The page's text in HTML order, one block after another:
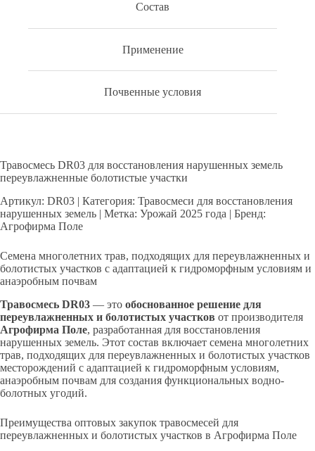
Состав
Применение
Почвенные условия
Травосмесь DR03 для восстановления нарушенных земель
переувлажненные болотистые участки
Артикул: DR03 | Категория: Травосмеси для восстановления
нарушенных земель | Метка: Урожай 2025 года | Бренд:
Агрофирма Поле
Семена многолетних трав, подходящих для переувлажненных и
болотистых участков с адаптацией к гидроморфным условиям и
анаэробным почвам
Травосмесь DR03 — это обоснованное решение для
переувлажненных и болотистых участков от производителя
Агрофирма Поле, разработанная для восстановления
нарушенных земель. Этот состав включает семена многолетних
трав, подходящих для переувлажненных и болотистых участков
месторождений с адаптацией к гидроморфным условиям,
анаэробным почвам для создания функциональных водно-
болотных угодий.
Преимущества оптовых закупок травосмесей для
переувлажненных и болотистых участков в Агрофирма Поле